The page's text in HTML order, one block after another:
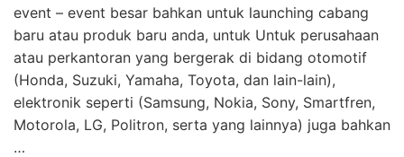
event – event besar bahkan untuk launching cabang
baru atau produk baru anda, untuk Untuk perusahaan
atau perkantoran yang bergerak di bidang otomotif
(Honda, Suzuki, Yamaha, Toyota, dan lain-lain),
elektronik seperti (Samsung, Nokia, Sony, Smartfren,
Motorola, LG, Politron, serta yang lainnya) juga bahkan
…